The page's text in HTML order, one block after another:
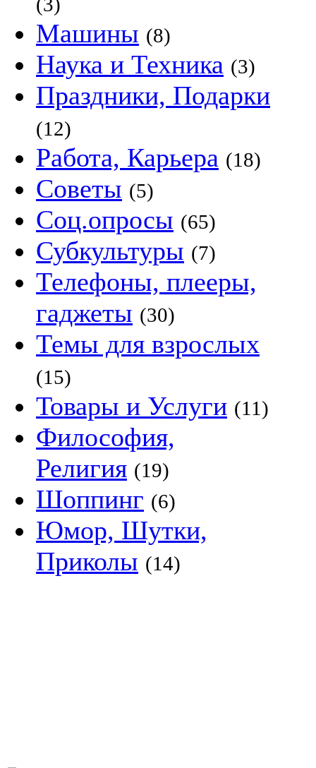
Машины (8)
Наука и Техника (3)
Праздники, Подарки
(12)
Работа, Карьера (18)
Советы (5)
Соц.опросы (65)
Субкультуры (7)
Телефоны, плееры,
гаджеты (30)
Темы для взрослых
(15)
Товары и Услуги (11)
Философия,
Религия (19)
Шоппинг (6)
Юмор, Шутки,
Приколы (14)